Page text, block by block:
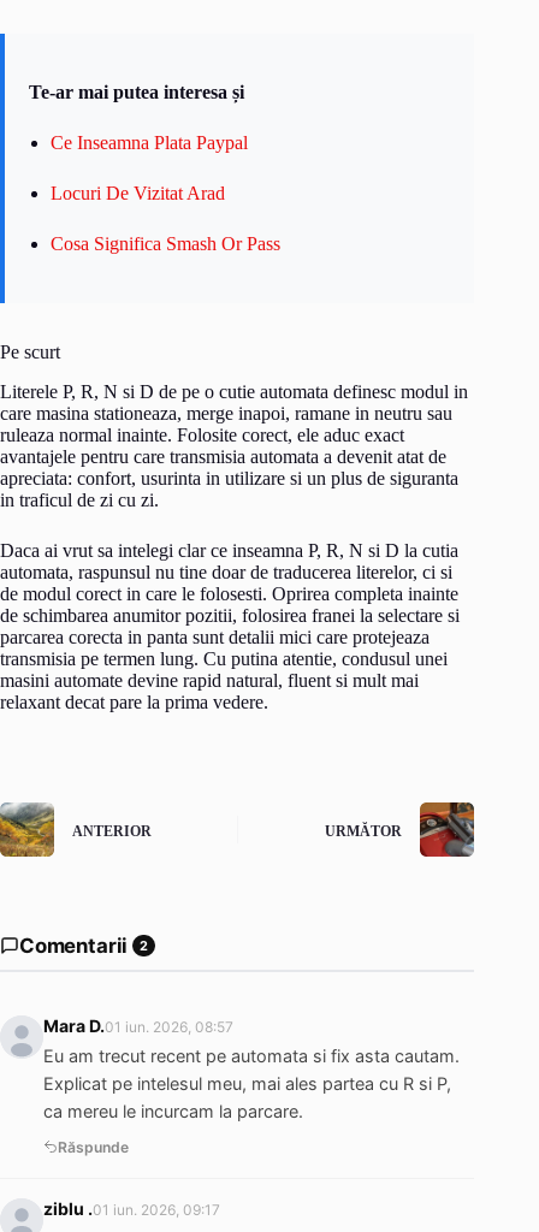
Te-ar mai putea interesa și
Ce Inseamna Plata Paypal
Locuri De Vizitat Arad
Cosa Significa Smash Or Pass
Pe scurt
Literele P, R, N si D de pe o cutie automata definesc modul in
care masina stationeaza, merge inapoi, ramane in neutru sau
ruleaza normal inainte. Folosite corect, ele aduc exact
avantajele pentru care transmisia automata a devenit atat de
apreciata: confort, usurinta in utilizare si un plus de siguranta
in traficul de zi cu zi.
Daca ai vrut sa intelegi clar ce inseamna P, R, N si D la cutia
automata, raspunsul nu tine doar de traducerea literelor, ci si
de modul corect in care le folosesti. Oprirea completa inainte
de schimbarea anumitor pozitii, folosirea franei la selectare si
parcarea corecta in panta sunt detalii mici care protejeaza
transmisia pe termen lung. Cu putina atentie, condusul unei
masini automate devine rapid natural, fluent si mult mai
relaxant decat pare la prima vedere.
ANTERIOR URMĂTOR
Comentarii 2
Mara D.01 iun. 2026, 08:57
Eu am trecut recent pe automata si fix asta cautam.
Explicat pe intelesul meu, mai ales partea cu R si P,
ca mereu le incurcam la parcare.
Răspunde
ziblu .01 iun. 2026, 09:17